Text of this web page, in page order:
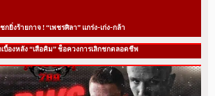
กยิ่งร้ายกาจ ! “เพชรศิลา” แกร่ง-เก่ง-กล้า
เบื้องหลัง “เสือคิม” ช็อควงการเลิกชกตลอดชีพ